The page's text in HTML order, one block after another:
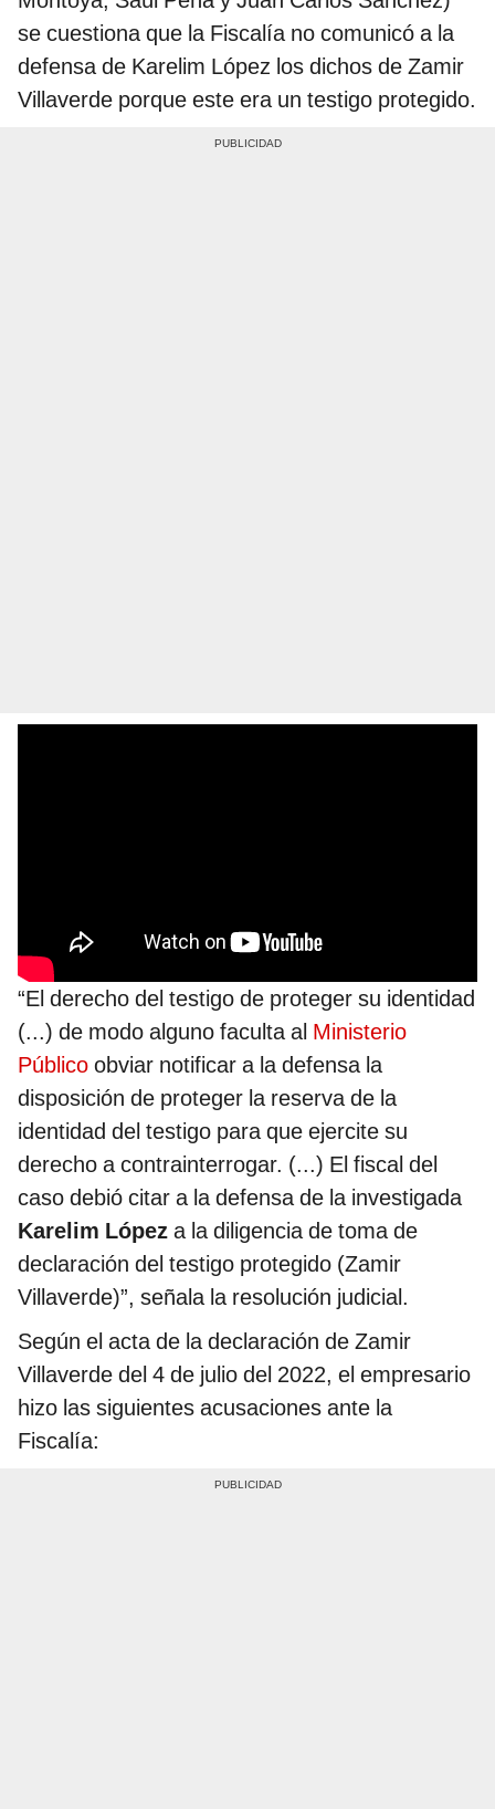
se cuestiona que la Fiscalía no comunicó a la
defensa de Karelim López los dichos de Zamir
Villaverde porque este era un testigo protegido.
“El derecho del testigo de proteger su identidad
(...) de modo alguno faculta al Ministerio
Público obviar notificar a la defensa la
disposición de proteger la reserva de la
identidad del testigo para que ejercite su
derecho a contrainterrogar. (...) El fiscal del
caso debió citar a la defensa de la investigada
Karelim López a la diligencia de toma de
declaración del testigo protegido (Zamir
Villaverde)”, señala la resolución judicial.
Según el acta de la declaración de Zamir
Villaverde del 4 de julio del 2022, el empresario
hizo las siguientes acusaciones ante la
Fiscalía: